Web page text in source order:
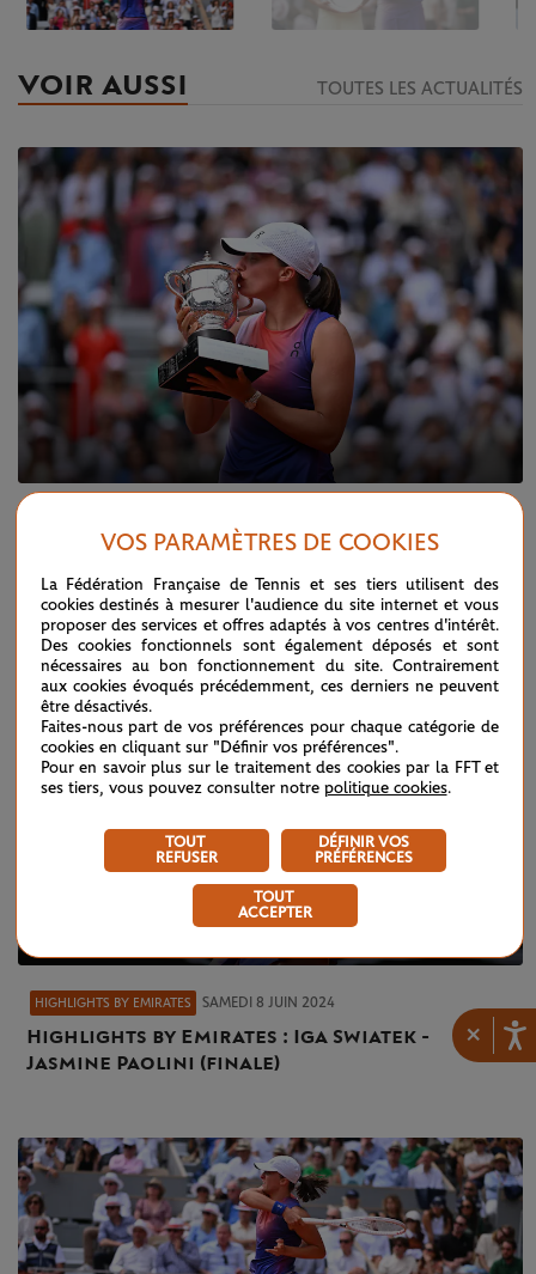
×
VOIR AUSSI TOUTES LES ACTUALITÉS
Iga Swiatek, un règne sans partage
HIGHLIGHTS BY EMIRATES SAMEDI 8 JUIN 2024
Highlights by Emirates : Iga Swiatek -
Jasmine Paolini (finale)
VOS PARAMÈTRES DE COOKIES
La Fédération Française de Tennis et ses tiers utilisent des
cookies destinés à mesurer l'audience du site internet et vous
proposer des services et offres adaptés à vos centres d'intérêt.
Des cookies fonctionnels sont également déposés et sont
nécessaires au bon fonctionnement du site. Contrairement
aux cookies évoqués précédemment, ces derniers ne peuvent
être désactivés.
Faites-nous part de vos préférences pour chaque catégorie de
cookies en cliquant sur "Définir vos préférences".
Pour en savoir plus sur le traitement des cookies par la FFT et
ses tiers, vous pouvez consulter notre politique cookies.
TOUT
REFUSER
DÉFINIR VOS
PRÉFÉRENCES
TOUT
ACCEPTER